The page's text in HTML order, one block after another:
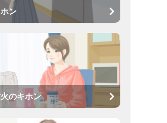
ン
のキホン